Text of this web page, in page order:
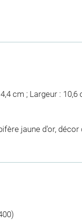
cm ; Largeur : 10,6
jaune d'or, décor